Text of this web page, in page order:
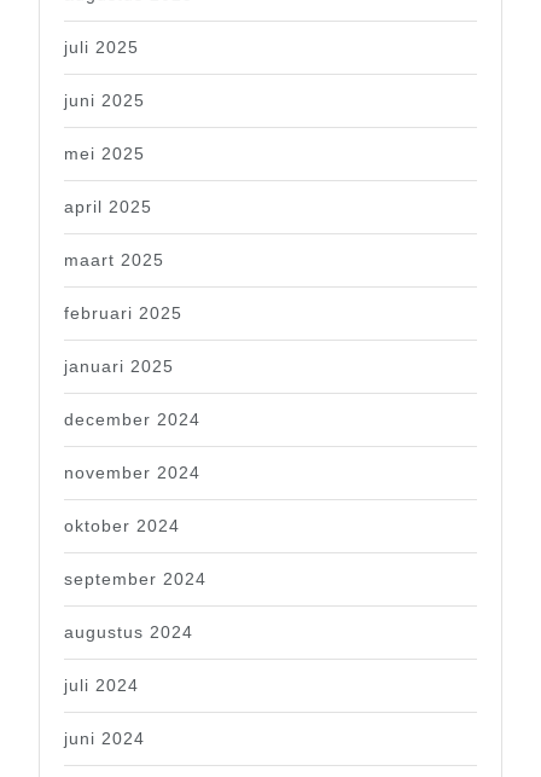
juli 2025
juni 2025
mei 2025
april 2025
maart 2025
februari 2025
januari 2025
december 2024
november 2024
oktober 2024
september 2024
augustus 2024
juli 2024
juni 2024